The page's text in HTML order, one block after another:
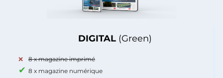
DIGITAL (Green)
8 x magazine imprimé
8 x magazine numérique